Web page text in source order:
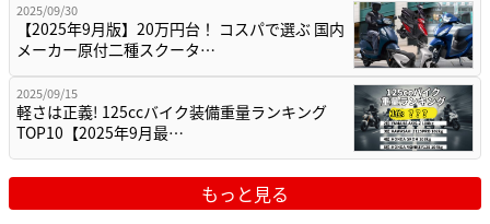
2025/09/30
【2025年9月版】20万円台！ コスパで選ぶ 国内
メーカー原付二種スクータ…
2025/09/15
軽さは正義! 125ccバイク装備重量ランキング
TOP10【2025年9月最…
もっと見る